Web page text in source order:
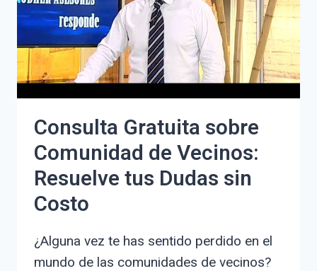
DE
TEXTO
Y
SU
RELEVANCIA
Consulta Gratuita sobre
Comunidad de Vecinos:
Resuelve tus Dudas sin
Costo
¿Alguna vez te has sentido perdido en el
mundo de las comunidades de vecinos?